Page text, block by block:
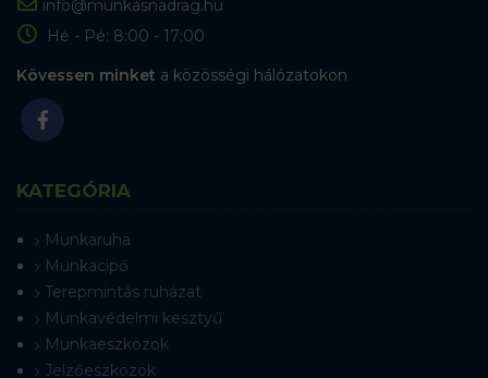
info@munkasnadrag.hu
Hé - Pé: 8:00 - 17:00
Kövessen minket a közösségi hálózatokon
KATEGÓRIA
Munkaruha
Munkacipő
Terepmintás ruházat
Munkavédelmi kesztyű
Munkaeszközök
Jelzőeszközök